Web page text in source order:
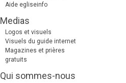
Aide egliseinfo
Medias
Logos et visuels
Visuels du guide internet
Magazines et prières
gratuits
Qui sommes-nous